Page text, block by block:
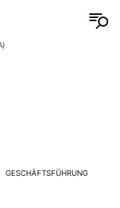
GESCHÄFTSFÜHRUNG